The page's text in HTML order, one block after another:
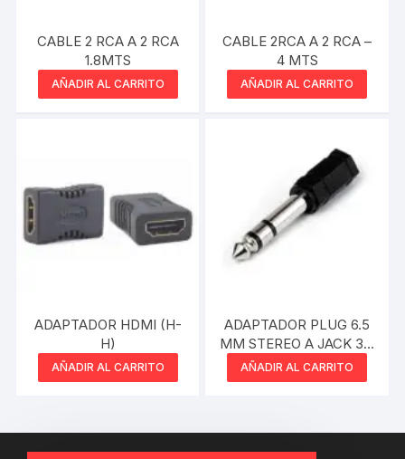
CABLE 2 RCA A 2 RCA
1.8MTS
AÑADIR AL CARRITO
CABLE 2RCA A 2 RCA –
4 MTS
AÑADIR AL CARRITO
ADAPTADOR HDMI (H-
H)
AÑADIR AL CARRITO
ADAPTADOR PLUG 6.5
MM STEREO A JACK 3.5
MM
AÑADIR AL CARRITO